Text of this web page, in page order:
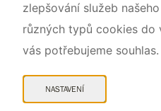
zlepšování služeb
různých typů cookies do
vás potřebujeme souhlas.
NASTAVENÍ